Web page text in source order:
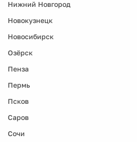
Нижний Новгород
Новокузнецк
Новосибирск
Озёрск
Пенза
Пермь
Псков
Саров
Сочи